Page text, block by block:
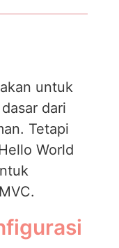
untuk
dari
Tetapi
World